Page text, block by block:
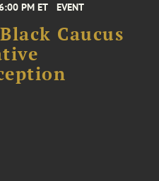
PM ET EVENT
Caucus